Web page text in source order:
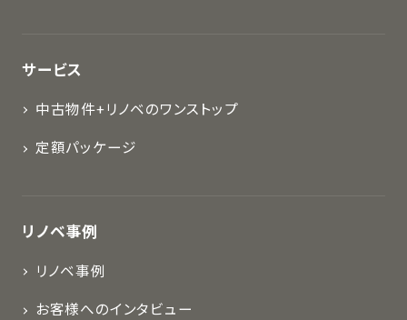
サービス
中古物件+リノベのワンストップ
定額パッケージ
リノベ事例
リノベ事例
お客様へのインタビュー